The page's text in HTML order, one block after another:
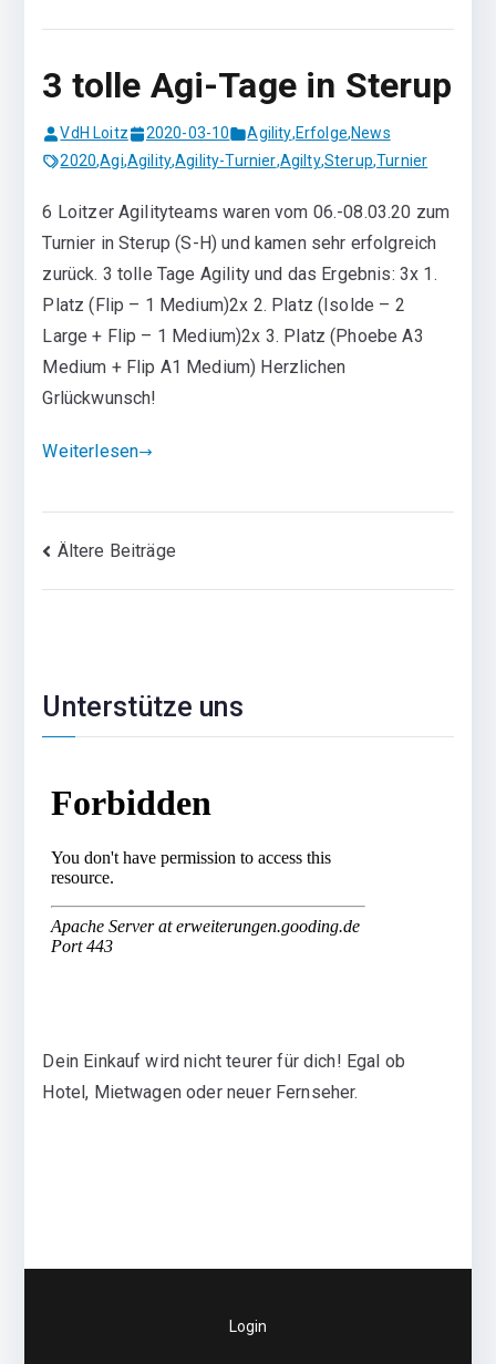
3 tolle Agi-Tage in Sterup
VdH Loitz 2020-03-10 Agility,Erfolge,News
2020,Agi,Agility,Agility-Turnier,Agilty,Sterup,Turnier
6 Loitzer Agilityteams waren vom 06.-08.03.20 zum
Turnier in Sterup (S-H) und kamen sehr erfolgreich
zurück. 3 tolle Tage Agility und das Ergebnis: 3x 1.
Platz (Flip – 1 Medium)2x 2. Platz (Isolde – 2
Large + Flip – 1 Medium)2x 3. Platz (Phoebe A3
Medium + Flip A1 Medium) Herzlichen
Grlückwunsch!
Weiterlesen
Beitragsnavigation
Ältere Beiträge
Unterstütze uns
Dein Einkauf wird nicht teurer für dich! Egal ob
Hotel, Mietwagen oder neuer Fernseher.
Login